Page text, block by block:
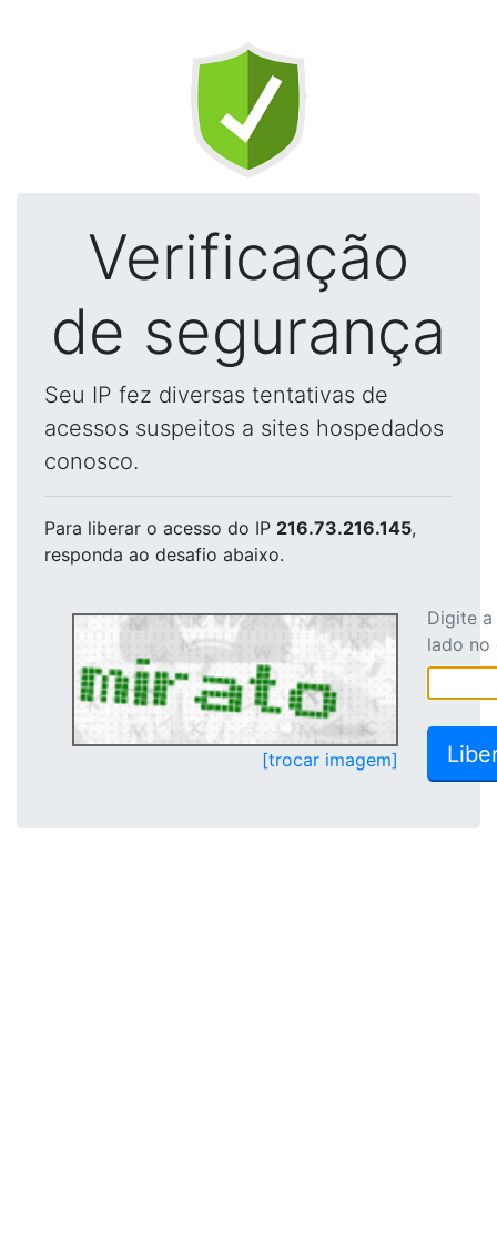
Verificação
de segurança
Seu IP fez diversas tentativas de
acessos suspeitos a sites hospedados
conosco.
Para liberar o acesso do IP 216.73.216.145,
responda ao desafio abaixo.
[trocar imagem]
Digite
lado no